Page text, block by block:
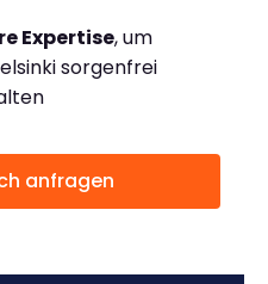
Expertise, um
sorgenfrei
anfragen